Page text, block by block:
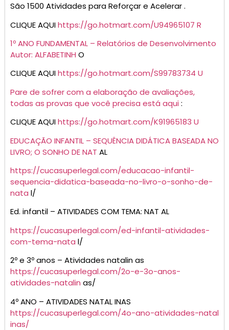
São 1500 Atividades para Reforçar e Acelerar .
CLIQUE AQUIhttps://go.hotmart.com/U94965107 R
1º ANO FUNDAMENTAL – Relatórios de Desenvolvimento
Autor: ALFABETINH O
CLIQUE AQUIhttps://go.hotmart.com/S99783734 U
Pare de sofrer com a elaboração de avaliações,
todas as provas que você precisa está aqui :
CLIQUE AQUIhttps://go.hotmart.com/K91965183 U
EDUCAÇÃO INFANTIL – SEQUÊNCIA DIDÁTICA BASEADA NO
LIVRO; O SONHO DE NAT AL
https://cucasuperlegal.com/educacao-infantil-
sequencia-didatica-baseada-no-livro-o-sonho-de-
nata l/
Ed. infantil – ATIVIDADES COM TEMA: NAT AL
https://cucasuperlegal.com/ed-infantil-atividades-
com-tema-nata l/
2º e 3º anos – Atividades natalin as
https://cucasuperlegal.com/2o-e-3o-anos-
atividades-natalin as/
4º ANO – ATIVIDADES NATAL INAS
https://cucasuperlegal.com/4o-ano-atividades-natal
inas/